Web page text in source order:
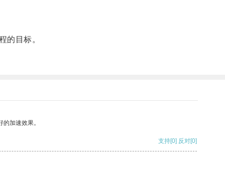
的目标。
加速效果。
支持[0] 反对[0]